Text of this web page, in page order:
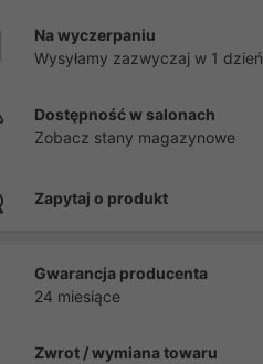
Na wyczerpaniu
Wysyłamy zazwyczaj w 1 dzień
Dostępność w salonach
Zobacz stany magazynowe
Zapytaj o produkt
Gwarancja producenta
24 miesiące
Zwrot / wymiana towaru